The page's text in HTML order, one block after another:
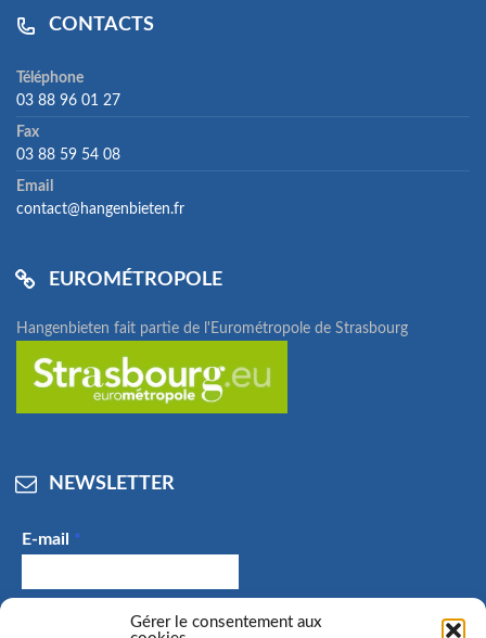
Gérer le consentement aux
CONTACTS
Téléphone
03 88 96 01 27
Fax
03 88 59 54 08
Email
contact@hangenbieten.fr
EUROMÉTROPOLE
Hangenbieten fait partie de l'Eurométropole de Strasbourg
NEWSLETTER
E-mail *
J'accepte de recevoir des e-mails et confirme avoir